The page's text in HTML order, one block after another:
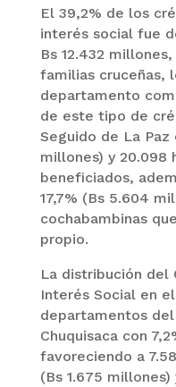
El 39,2% de los
interés social fue
Bs 12.432
familias cruceñas,
departamento
de este tipo de
Seguido de La Paz
millones) y 20.098
beneficiados,
17,7% (Bs 5.604
cochabambinas
propio.
La distribución del
Interés Social en
departamentos
Chuquisaca con
favoreciendo a
(Bs 1.675